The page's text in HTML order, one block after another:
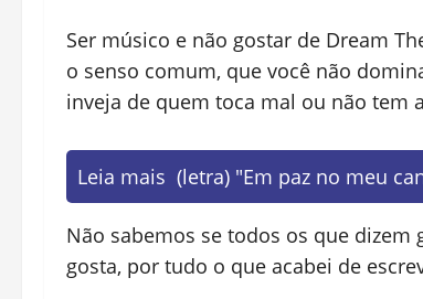
Ser músico e não gostar de Dream
o senso comum, que você não
inveja de quem toca mal ou não tem
Leia mais (letra) "Em paz no meu
Não sabemos se todos os que
gosta, por tudo o que acabei de